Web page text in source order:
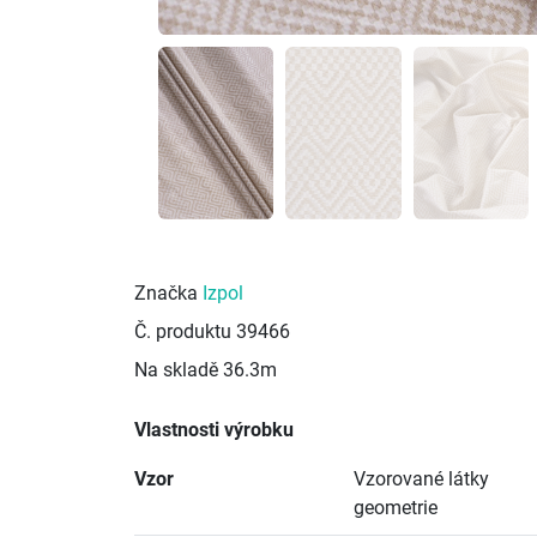
Značka Izpol
Č. produktu 39466
Na skladě 36.3m
Vlastnosti výrobku
Vzor
Vzorované látky
geometrie